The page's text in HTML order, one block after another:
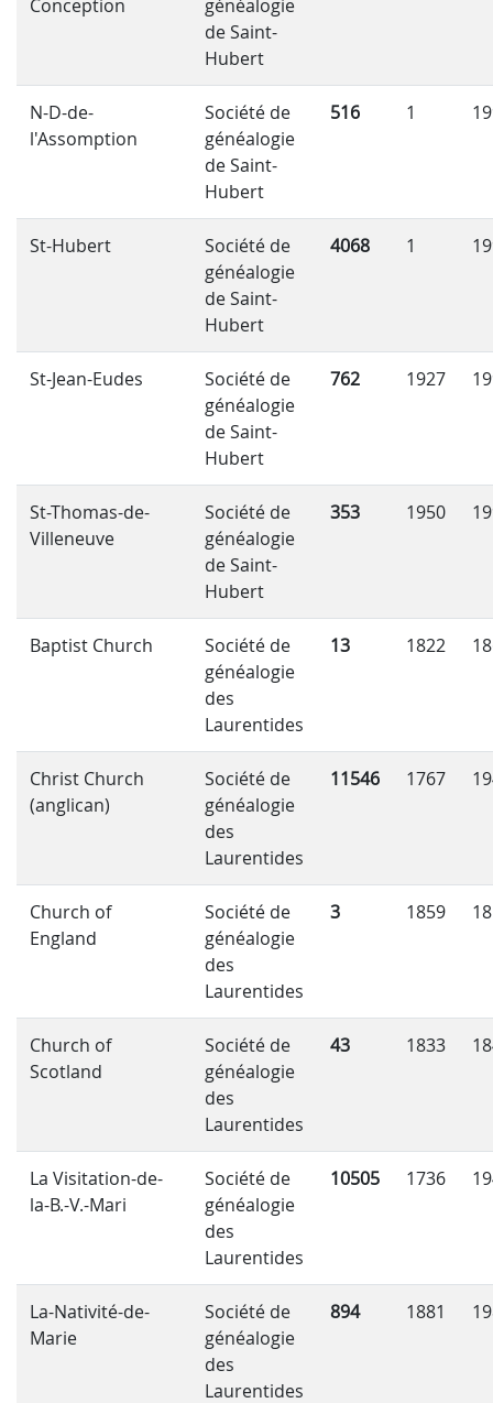
Conception
généalogie
de Saint-
Hubert
N-D-de-
l'Assomption
Société de
généalogie
de Saint-
Hubert
516 1
St-Hubert
Société de
généalogie
de Saint-
Hubert
4068 1
St-Jean-Eudes
Société de
généalogie
de Saint-
Hubert
762 1927
St-Thomas-de-
Villeneuve
Société de
généalogie
de Saint-
Hubert
353 1950
Baptist Church
Société de
généalogie
des
Laurentides
13 1822
Christ Church
(anglican)
Société de
généalogie
des
Laurentides
11546 1767
Church of
England
Société de
généalogie
des
Laurentides
3 1859
Church of
Scotland
Société de
généalogie
des
Laurentides
43 1833
La Visitation-de-
la-B.-V.-Mari
Société de
généalogie
des
Laurentides
10505 1736
La-Nativité-de-
Marie
Société de
généalogie
des
Laurentides
894 1881